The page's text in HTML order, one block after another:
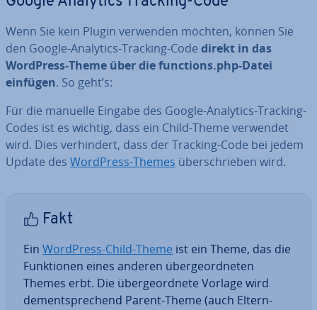
Wenn Sie kein Plugin verwenden möchten, können Sie
den Google-Analytics-Tracking-Code direkt in das
WordPress-Theme über die functions.php-Datei
einfügen. So geht’s:
Für die manuelle Eingabe des Google-Analytics-Tracking-
Codes ist es wichtig, dass ein Child-Theme verwendet
wird. Dies ver­hin­dert, dass der Tracking-Code bei jedem
Update des WordPress-Themes über­schrie­ben wird.
Fakt
Ein WordPress-Child-Theme ist ein Theme, das die
Funk­tio­nen eines anderen über­ge­ord­ne­ten
Themes erbt. Die über­ge­ord­ne­te Vorlage wird
dem­entspre­chend Parent-Theme (auch Eltern-